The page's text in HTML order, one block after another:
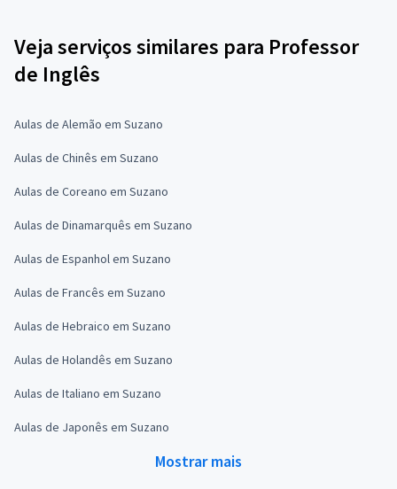
Veja serviços similares para Professor
de Inglês
Aulas de Alemão em Suzano
Aulas de Chinês em Suzano
Aulas de Coreano em Suzano
Aulas de Dinamarquês em Suzano
Aulas de Espanhol em Suzano
Aulas de Francês em Suzano
Aulas de Hebraico em Suzano
Aulas de Holandês em Suzano
Aulas de Italiano em Suzano
Aulas de Japonês em Suzano
Mostrar mais